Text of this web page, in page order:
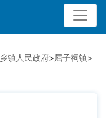
乡镇人民政府>屈子祠镇>